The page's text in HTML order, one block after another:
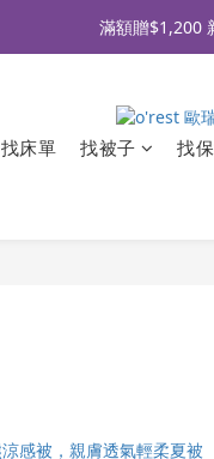
全品牌滿 $990免運｜會
滿額贈$1,200
找床單 找被子 找